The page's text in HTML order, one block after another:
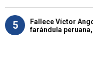
5
Fallece Víctor
farándula